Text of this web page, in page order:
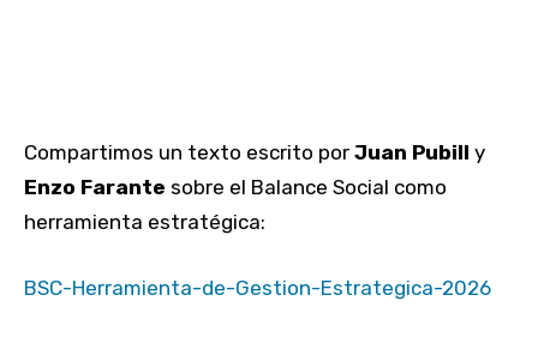
Compartimos un texto escrito por Juan Pubill y
Enzo Farante sobre el Balance Social como
herramienta estratégica:
BSC-Herramienta-de-Gestion-Estrategica-2026